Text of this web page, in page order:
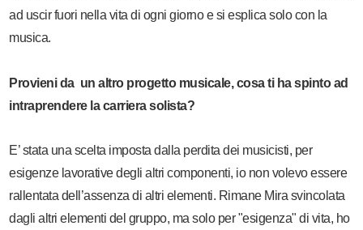
ad uscir fuori nella vita di ogni giorno e si esplica solo con la
musica.
Provieni da un altro progetto musicale, cosa ti ha spinto ad
intraprendere la carriera solista?
E’ stata una scelta imposta dalla perdita dei musicisti, per
esigenze lavorative degli altri componenti, io non volevo essere
rallentata dell’assenza di altri elementi. Rimane Mira svincolata
dagli altri elementi del gruppo, ma solo per "esigenza" di vita, ho